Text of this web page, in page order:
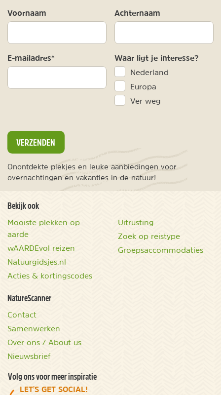
Voornaam Achternaam
E-mailadres* Waar ligt je interesse?
Nederland
Europa
Ver weg
VERZENDEN
Onontdekte plekjes en leuke aanbiedingen voor
overnachtingen en vakanties in de natuur!
Bekijk ook
Mooiste plekken op
aarde
wAARDEvol reizen
Natuurgidsjes.nl
Acties & kortingscodes
Uitrusting
Zoek op reistype
Groepsaccommodaties
NatureScanner
Contact
Samenwerken
Over ons / About us
Nieuwsbrief
Volg ons voor meer inspiratie
LET'S GET SOCIAL!